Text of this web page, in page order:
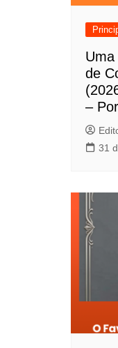
t
de
–
31